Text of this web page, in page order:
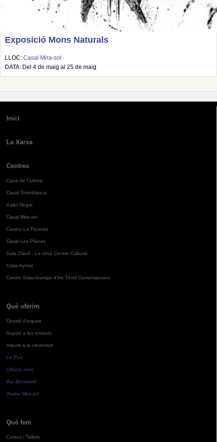
Exposició Mons Naturals
LLOC: Casal Mira-sol
DATA: Del 4 de maig al 25 de maig
Inici
La Xarxa
Centres
Casa de Cultura
Casal Torreblanca
Xalet Negre
Casal Mira-sol
Casino La Floresta
Casal Les Planes
Sala Clavé - La Unió Centre Cultural
Casa Aymat
Centre Grau-Garriga d'Art Tèxtil Contemporani
Què oferim
Cessió d'espais
Suport a les entitats
Impuls a la creativitat
La Pua
Oficina Jove
Bar Bocamoll
Teatre Mira-sol
Què fem
Cursos i Tallers